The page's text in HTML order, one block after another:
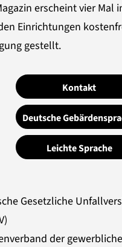
erscheint vier Mal
Einrichtungen
gestellt.
Kontakt
Deutsche
Leichte Sprache
Gesetzliche
der